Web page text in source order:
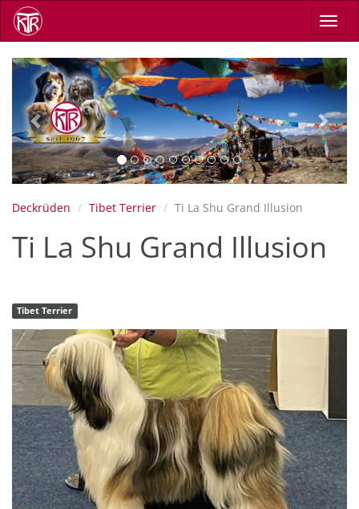
Direkt
zum
Inhalt
Previous Next
Deckrüden Tibet Terrier Ti La Shu Grand Illusion
Ti La Shu Grand Illusion
Tibet Terrier